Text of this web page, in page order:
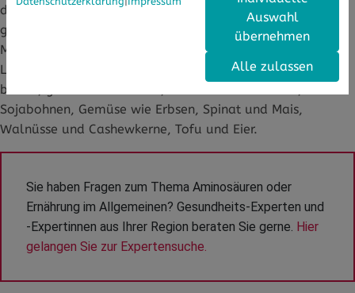
den Körper über eine ausgewogene Ernährung mit
genügend Aminosäuren zu versorgen und den
Muskelaufbau voranzubringen. Zu den geeigneten
Lebensmitteln, die dem Körper helfen, Aminosäuren zu
bilden, gehören: Hühnchen, Rindfleisch und Lachs,
Sojabohnen, Gemüse wie Erbsen, Spinat und Mais,
Walnüsse und Cashewkerne, Tofu und Eier.
Sie haben Fragen zum Thema Aminosäuren oder
Ernährung im Allgemeinen? Gesundheits-Experten und
-Expertinnen aus Ihrer Region beraten Sie gerne. Hier
gelangen Sie zur Expertensuche.
Auswahl
übernehmen
Alle zulassen